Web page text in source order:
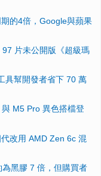
的4倍，Google與蘋果
片未公開版《超級瑪
具幫開發者省下 70 萬
M5 Pro 異色搭檔登
改用 AMD Zen 6c 混
黑膠 7 倍，但購買者